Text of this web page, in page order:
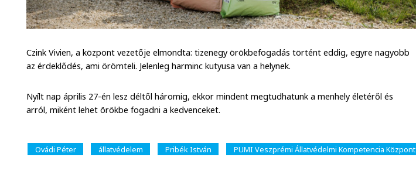
Czink Vivien, a központ vezetője elmondta: tizenegy örökbefogadás történt eddig, egyre nagyobb
az érdeklődés, ami örömteli. Jelenleg harminc kutyusa van a helynek.
Nyílt nap április 27-én lesz déltől háromig, ekkor mindent megtudhatunk a menhely életéről és
arról, miként lehet örökbe fogadni a kedvenceket.
Ovádi Péter állatvédelem Pribék István PUMI Veszprémi Állatvédelmi Kompetencia Központ